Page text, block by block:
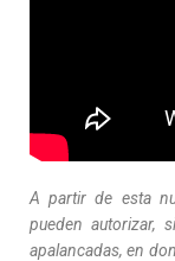
A partir de esta
pueden autorizar,
apalancadas, en